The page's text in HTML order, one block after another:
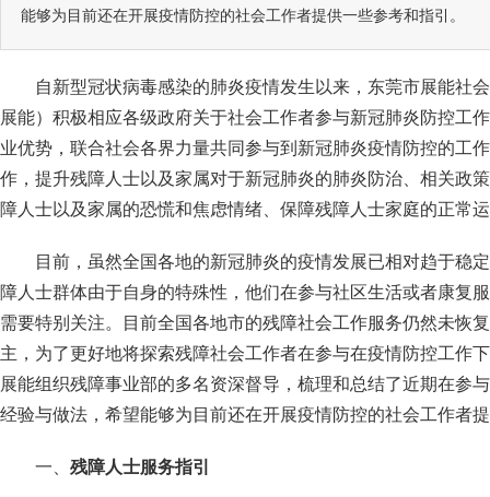
能够为目前还在开展疫情防控的社会工作者提供一些参考和指引。
自新型冠状病毒感染的肺炎疫情发生以来，东莞市展能社
展能）积极相应各级政府关于社会工作者参与新冠肺炎防控工
业优势，联合社会各界力量共同参与到新冠肺炎疫情防控的工
作，提升残障人士以及家属对于新冠肺炎的肺炎防治、相关政
障人士以及家属的恐慌和焦虑情绪、保障残障人士家庭的正常
目前，虽然全国各地的新冠肺炎的疫情发展已相对趋于稳
障人士群体由于自身的特殊性，他们在参与社区生活或者康复
需要特别关注。目前全国各地市的残障社会工作服务仍然未恢
主，为了更好地将探索残障社会工作者在参与在疫情防控工作
展能组织残障事业部的多名资深督导，梳理和总结了近期在参
经验与做法，希望能够为目前还在开展疫情防控的社会工作者
一、 残障人士服务指引